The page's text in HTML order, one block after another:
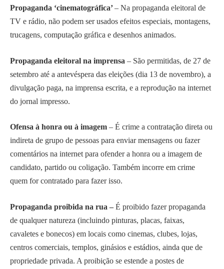
Propaganda ‘cinematográfica’– Na propaganda eleitoral de
TV e rádio, não podem ser usados efeitos especiais, montagens,
trucagens, computação gráfica e desenhos animados.
Propaganda eleitoral na imprensa – São permitidas, de 27 de
setembro até a antevéspera das eleições (dia 13 de novembro), a
divulgação paga, na imprensa escrita, e a reprodução na internet
do jornal impresso.
Ofensa à honra ou à imagem – É crime a contratação direta ou
indireta de grupo de pessoas para enviar mensagens ou fazer
comentários na internet para ofender a honra ou a imagem de
candidato, partido ou coligação. Também incorre em crime
quem for contratado para fazer isso.
Propaganda proibida na rua – É proibido fazer propaganda
de qualquer natureza (incluindo pinturas, placas, faixas,
cavaletes e bonecos) em locais como cinemas, clubes, lojas,
centros comerciais, templos, ginásios e estádios, ainda que de
propriedade privada. A proibição se estende a postes de